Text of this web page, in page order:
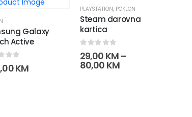
Galaxy
Active
of 5KM
PLAYSTATION, POKLON
Steam darovna
kartica
0 out of 5
29,00 KM–
80,00 KMRaspon